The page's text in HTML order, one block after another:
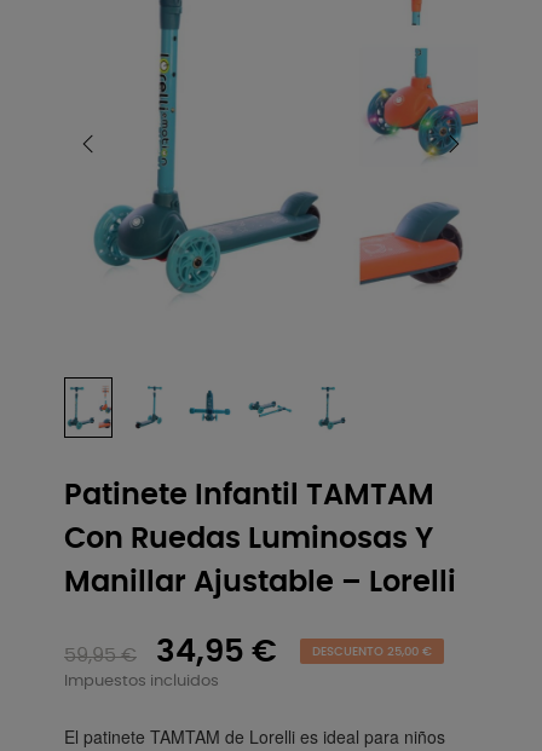
Patinete Infantil TAMTAM
Con Ruedas Luminosas Y
Manillar Ajustable – Lorelli
59,95 € 34,95 € DESCUENTO 25,00 €
Impuestos incluidos
El patinete TAMTAM de Lorelli es ideal para niños